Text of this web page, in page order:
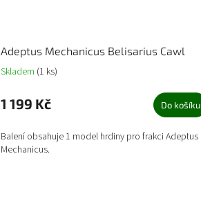
Adeptus Mechanicus Belisarius Cawl
Skladem (1 ks)
1 199 Kč Do košíku
Balení obsahuje 1 model hrdiny pro frakci Adeptus
Mechanicus.